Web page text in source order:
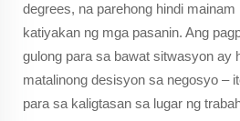
degrees, na parehong hindi
katiyakan ng mga pasanin. Ang
gulong para sa bawat sitwasyon ay
matalinong desisyon sa negosyo –
para sa kaligtasan sa lugar ng